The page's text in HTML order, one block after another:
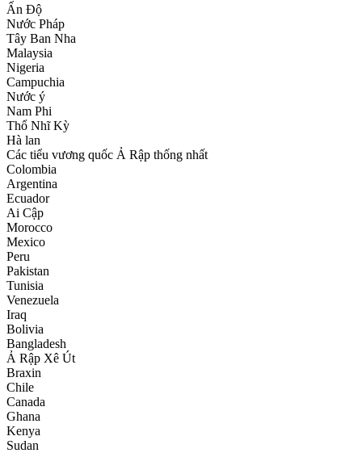
Ấn Độ
Nước Pháp
Tây Ban Nha
Malaysia
Nigeria
Campuchia
Nước ý
Nam Phi
Thổ Nhĩ Kỳ
Hà lan
Các tiểu vương quốc Ả Rập thống nhất
Colombia
Argentina
Ecuador
Ai Cập
Morocco
Mexico
Peru
Pakistan
Tunisia
Venezuela
Iraq
Bolivia
Bangladesh
Ả Rập Xê Út
Braxin
Chile
Canada
Ghana
Kenya
Sudan